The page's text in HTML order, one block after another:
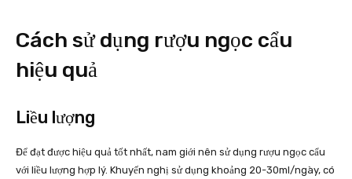
Cách sử dụng rượu ngọc cẩu
hiệu quả
Liều lượng
Để đạt được hiệu quả tốt nhất, nam giới nên sử dụng rượu ngọc cẩu
với liều lượng hợp lý. Khuyến nghị sử dụng khoảng 20-30ml/ngày, có